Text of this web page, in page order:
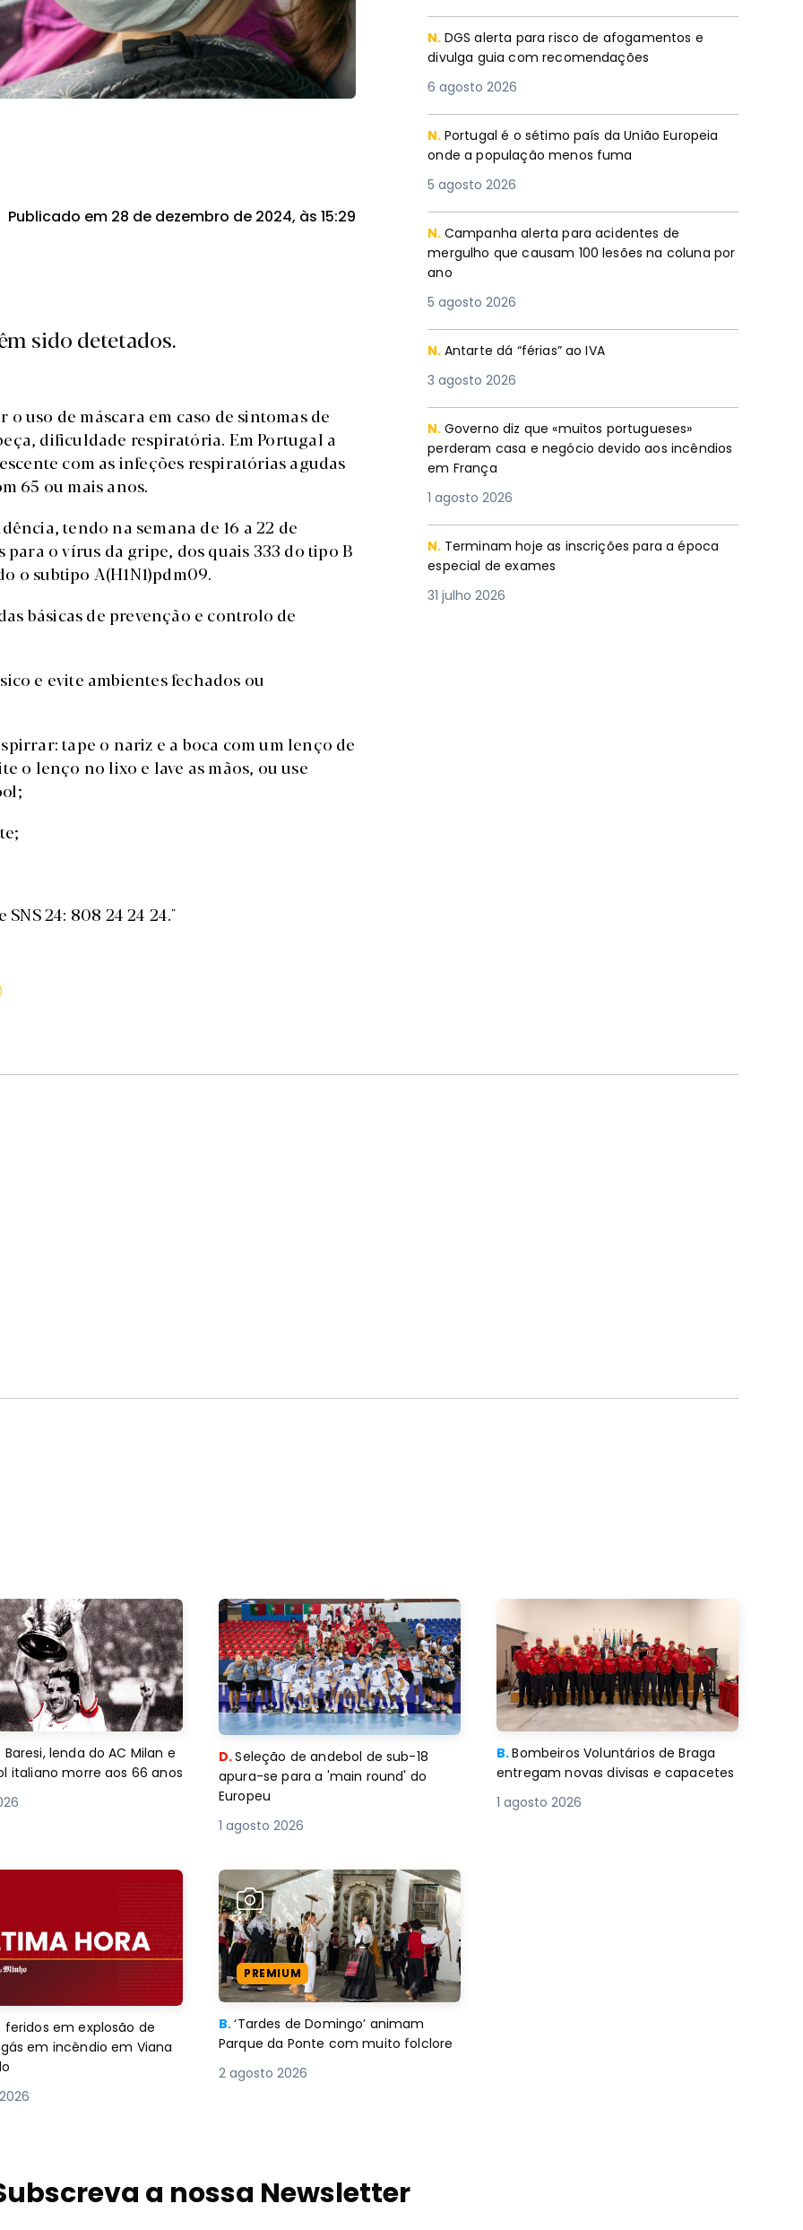
Publicado em 28 de dezembro de 2024, às 15:29
sido detetados.
uso de máscara em caso de sintomas de
dificuldade respiratória. Em Portugal a
com as infeções respiratórias agudas
65 ou mais anos.
tendo na semana de 16 a 22 de
para o vírus da gripe, dos quais 333 do tipo B
o subtipo A(H1N1)pdm09.
básicas de prevenção e controlo de
e evite ambientes fechados ou
tape o nariz e a boca com um lenço de
o lenço no lixo e lave as mãos, ou use
24: 808 24 24 24."
N. DGS alerta para risco de afogamentos e
divulga guia com recomendações
6 agosto 2026
N. Portugal é o sétimo país da União Europeia
onde a população menos fuma
5 agosto 2026
N. Campanha alerta para acidentes de
mergulho que causam 100 lesões na coluna por
ano
5 agosto 2026
N. Antarte dá “férias” ao IVA
3 agosto 2026
N. Governo diz que «muitos portugueses»
perderam casa e negócio devido aos incêndios
em França
1 agosto 2026
N. Terminam hoje as inscrições para a época
especial de exames
31 julho 2026
Baresi, lenda do AC Milan e
italiano morre aos 66 anos
D.Seleção de andebol de sub-18
apura-se para a 'main round' do
Europeu
1 agosto 2026
B.Bombeiros Voluntários de Braga
entregam novas divisas e capacetes
1 agosto 2026
feridos em explosão de
em incêndio em Viana
PREMIUM
B.‘Tardes de Domingo’ animam
Parque da Ponte com muito folclore
2 agosto 2026
a nossa Newsletter